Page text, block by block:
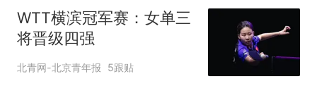
WTT横滨冠军赛：女单三
将晋级四强
北青网-北京青年报 5跟贴